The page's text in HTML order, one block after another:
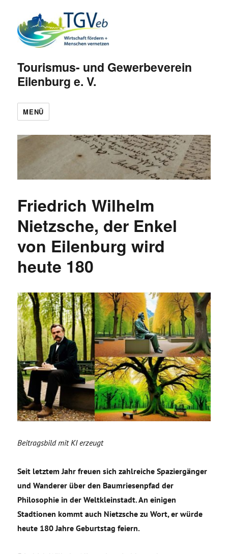
Tourismus- und Gewerbeverein
Eilenburg e. V.
MENÜ
Friedrich Wilhelm
Nietzsche, der Enkel
von Eilenburg wird
heute 180
Beitragsbild mit KI erzeugt
Seit letztem Jahr freuen sich zahlreiche Spaziergänger
und Wanderer über den Baumriesenpfad der
Philosophie in der Weltkleinstadt. An einigen
Stadtionen kommt auch Nietzsche zu Wort, er würde
heute 180 Jahre Geburtstag feiern.